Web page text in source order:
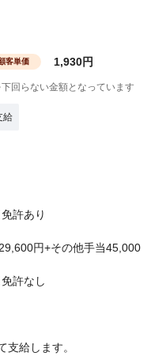
客単価 1,930円
回らない金額となっています
給
許あり
円+その他手当45,000
許なし
給します。